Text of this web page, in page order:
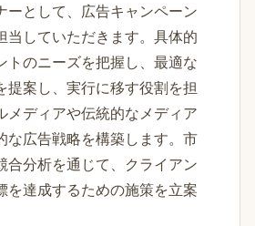
ーとして、広告キャンペーン
当していただきます。具体的
トのニーズを把握し、最適な
提案し、実行に移す役割を担
メディアや伝統的なメディア
な広告戦略を構築します。市
合分析を通じて、クライアン
を達成するための施策を立案